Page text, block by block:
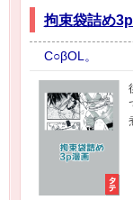
拘束袋詰め
C○βOL。